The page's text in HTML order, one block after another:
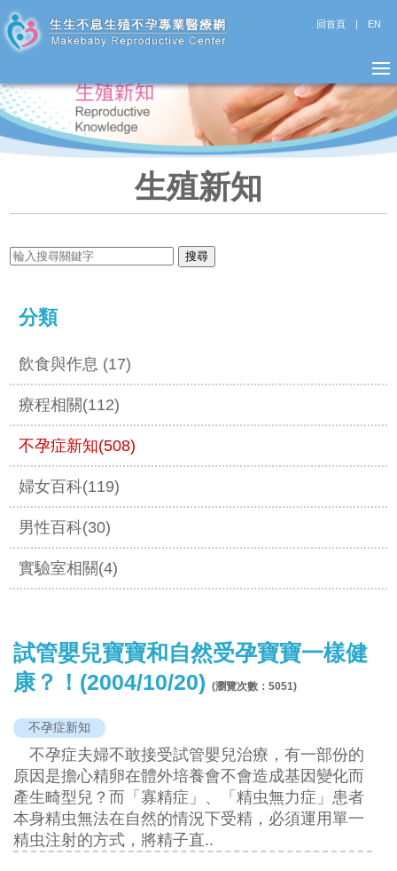
回首頁| EN
生殖新知
分類
飲食與作息 (17)
療程相關(112)
不孕症新知(508)
婦女百科(119)
男性百科(30)
實驗室相關(4)
試管嬰兒寶寶和自然受孕寶寶一樣健
康？！(2004/10/20) (瀏覽次數：5051)
不孕症新知
不孕症夫婦不敢接受試管嬰兒治療，有一部份的
原因是擔心精卵在體外培養會不會造成基因變化而
產生畸型兒？而「寡精症」、「精虫無力症」患者
本身精虫無法在自然的情況下受精，必須運用單一
精虫注射的方式，將精子直..